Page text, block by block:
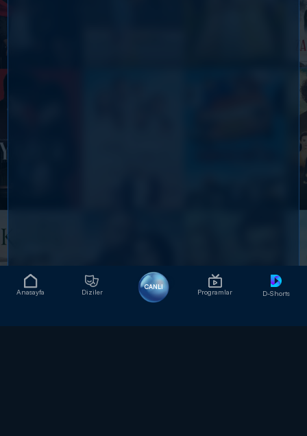
Anasayfa Diziler
CANLI
Programlar D-Shorts